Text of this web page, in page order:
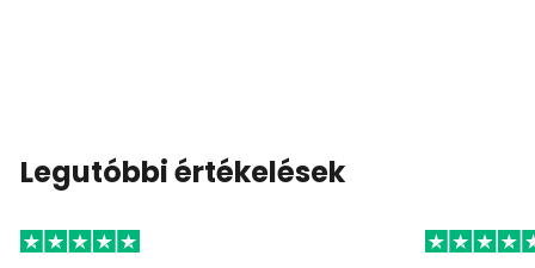
Legutóbbi értékelések